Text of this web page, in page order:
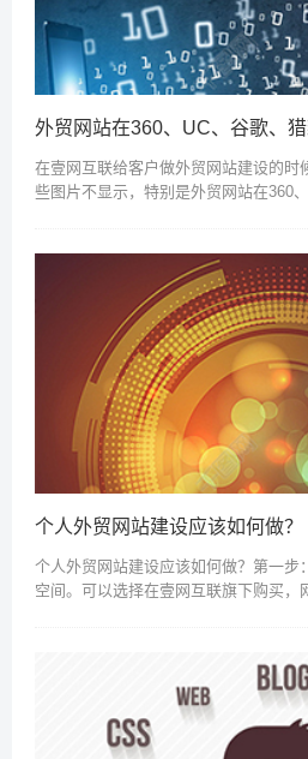
在壹网互联给客户做外贸网站建设的时
些图片不显示，特别是外贸网站在360
个人外贸网站建设应该如何做？
个人外贸网站建设应该如何做？第一步
空间。可以选择在壹网互联旗下购买，